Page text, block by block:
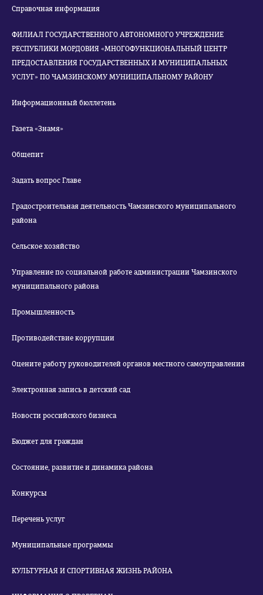
Справочная информация
ФИЛИАЛ ГОСУДАРСТВЕННОГО АВТОНОМНОГО УЧРЕЖДЕНИЕ
РЕСПУБЛИКИ МОРДОВИЯ «МНОГОФУНКЦИОНАЛЬНЫЙ ЦЕНТР
ПРЕДОСТАВЛЕНИЯ ГОСУДАРСТВЕННЫХ И МУНИЦИПАЛЬНЫХ
УСЛУГ» ПО ЧАМЗИНСКОМУ МУНИЦИПАЛЬНОМУ РАЙОНУ
Информационный бюллетень
Газета «Знамя»
Общепит
Задать вопрос Главе
Градостроительная деятельность Чамзинского муниципального
района
Сельское хозяйство
Управление по социальной работе администрации Чамзинского
муниципального района
Промышленность
Противодействие коррупции
Оцените работу руководителей органов местного самоуправления
Электронная запись в детский сад
Новости российского бизнеса
Бюджет для граждан
Состояние, развитие и динамика района
Конкурсы
Перечень услуг
Муниципальные программы
КУЛЬТУРНАЯ И СПОРТИВНАЯ ЖИЗНЬ РАЙОНА